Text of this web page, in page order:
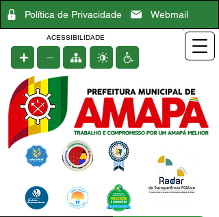
Política de Privacidade Webmail
ACESSIBILIDADE